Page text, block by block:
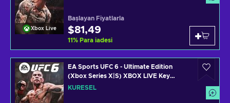
Xbox Live
Başlayan Fiyatlarla
$81,49
11% Para iadesi
EA Sports UFC 6 - Ultimate Edition
(Xbox Series X|S) XBOX LIVE Key
GLOBAL
KÜRESEL